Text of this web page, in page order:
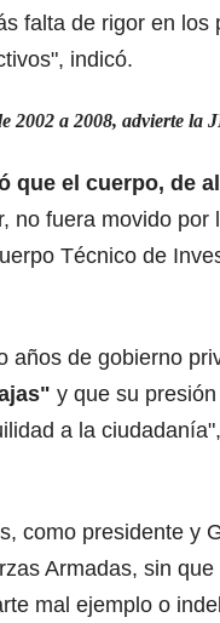
falta de rigor en los
indicó.
2002 a 2008, advierte la
que el cuerpo, de
no fuera movido por
Técnico de
años de gobierno
y que su
a la
como presidente y
Armadas, sin
mal ejemplo o